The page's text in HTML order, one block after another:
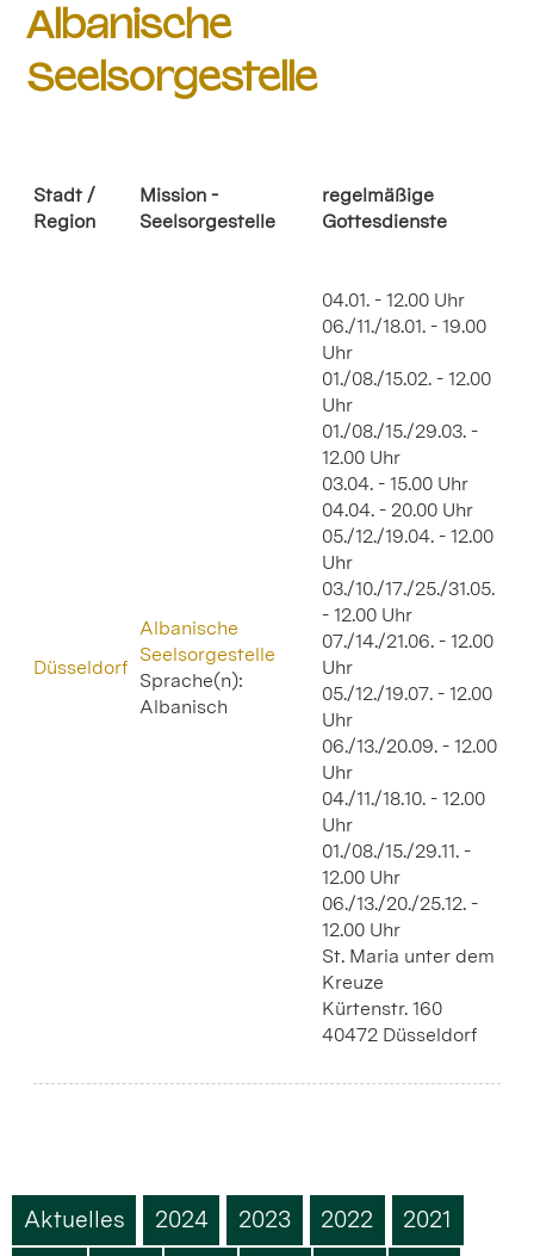
Albanische
Seelsorgestelle
Stadt /
Region
Mission -
Seelsorgestelle
regelmäßige
Gottesdienste
Düsseldorf
Albanische
Seelsorgestelle
Sprache(n):
Albanisch
04.01. - 12.00 Uhr
06./11./18.01. - 19.00
Uhr
01./08./15.02. - 12.00
Uhr
01./08./15./29.03. -
12.00 Uhr
03.04. - 15.00 Uhr
04.04. - 20.00 Uhr
05./12./19.04. - 12.00
Uhr
03./10./17./25./31.05.
- 12.00 Uhr
07./14./21.06. - 12.00
Uhr
05./12./19.07. - 12.00
Uhr
06./13./20.09. - 12.00
Uhr
04./11./18.10. - 12.00
Uhr
01./08./15./29.11. -
12.00 Uhr
06./13./20./25.12. -
12.00 Uhr
St. Maria unter dem
Kreuze
Kürtenstr. 160
40472 Düsseldorf
Aktuelles 2024 2023 2022
2021